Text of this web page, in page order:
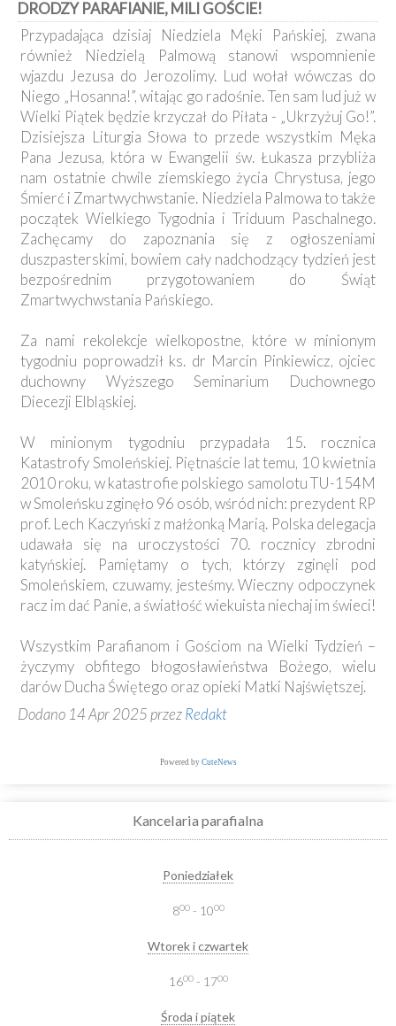
Kancelaria
Galeria
Dekanat
Nowy
Staw
Kapituła
Kolegiacka
Duszpasterze
Polecane
strony
Ochrona
Małoletnich
DRODZY PARAFIANIE, MILI GOŚCIE!
Przypadająca dzisiaj Niedziela Męki Pańskiej, zwana
również Niedzielą Palmową stanowi wspomnienie
wjazdu Jezusa do Jerozolimy. Lud wołał wówczas do
Niego „Hosanna!”, witając go radośnie. Ten sam lud już w
Wielki Piątek będzie krzyczał do Piłata - „Ukrzyżuj Go!”.
Dzisiejsza Liturgia Słowa to przede wszystkim Męka
Pana Jezusa, która w Ewangelii św. Łukasza przybliża
nam ostatnie chwile ziemskiego życia Chrystusa, jego
Śmierć i Zmartwychwstanie. Niedziela Palmowa to także
początek Wielkiego Tygodnia i Triduum Paschalnego.
Zachęcamy do zapoznania się z ogłoszeniami
duszpasterskimi, bowiem cały nadchodzący tydzień jest
bezpośrednim przygotowaniem do Świąt
Zmartwychwstania Pańskiego.
Za nami rekolekcje wielkopostne, które w minionym
tygodniu poprowadził ks. dr Marcin Pinkiewicz, ojciec
duchowny Wyższego Seminarium Duchownego
Diecezji Elbląskiej.
W minionym tygodniu przypadała 15. rocznica
Katastrofy Smoleńskiej. Piętnaście lat temu, 10 kwietnia
2010 roku, w katastrofie polskiego samolotu TU-154M
w Smoleńsku zginęło 96 osób, wśród nich: prezydent RP
prof. Lech Kaczyński z małżonką Marią. Polska delegacja
udawała się na uroczystości 70. rocznicy zbrodni
katyńskiej. Pamiętamy o tych, którzy zginęli pod
Smoleńskiem, czuwamy, jesteśmy. Wieczny odpoczynek
racz im dać Panie, a światłość wiekuista niechaj im świeci!
Wszystkim Parafianom i Gościom na Wielki Tydzień –
życzymy obfitego błogosławieństwa Bożego, wielu
darów Ducha Świętego oraz opieki Matki Najświętszej.
Dodano 14 Apr 2025 przezRedakt
Powered by CuteNews
Kancelaria parafialna
Poniedziałek
800- 1000
Wtorek i czwartek
1600- 1700
Środa i piątek